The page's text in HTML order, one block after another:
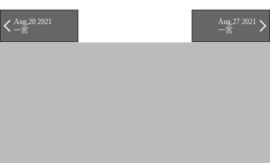
Aug,20 2021
一宮
Aug,27 2021
一宮